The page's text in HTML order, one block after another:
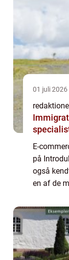
01 juli 2026
redaktionel
E-
på
også
en af de
købe og